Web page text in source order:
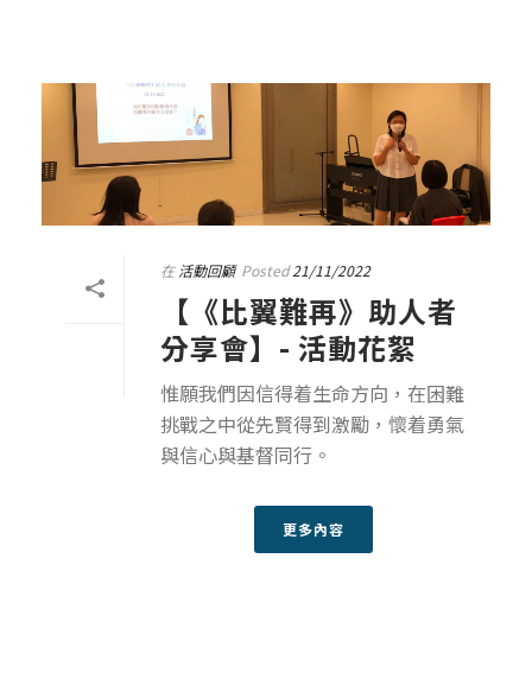
在 活動回顧 Posted 21/11/2022
【《比翼難再》助人者
分享會】- 活動花絮
惟願我們因信得着生命方向，在困難
挑戰之中從先賢得到激勵，懷着勇氣
與信心與基督同行。
更多內容